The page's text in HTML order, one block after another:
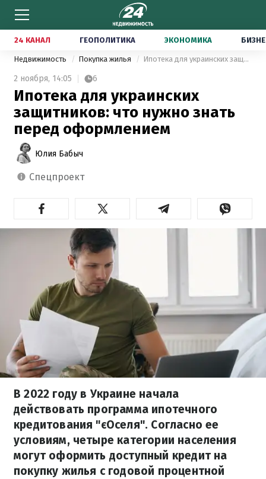
24 КАНАЛ ГЕОПОЛИТИКА ЭКОНОМИКА
Недвижимость Покупка жилья Ипотека для украинских защитников: что нужно знать перед оформлением
2 ноября, 14:05 6
Ипотека для украинских
защитников: что нужно знать
перед оформлением
Юлия Бабыч
спецпроект
В 2022 году в Украине начала
действовать программа ипотечного
кредитования "єОселя". Согласно ее
условиям, четыре категории населения
могут оформить доступный кредит на
покупку жилья с годовой процентной